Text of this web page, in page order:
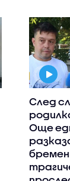
След
Още